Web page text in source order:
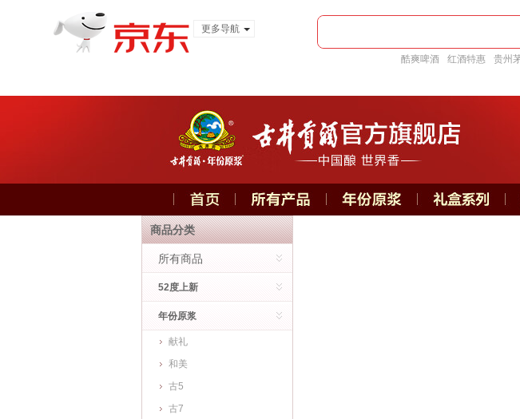
更多导航
酷爽啤酒 红酒特惠 贵州
商品分类
所有商品
52度上新
年份原浆
献礼
和美
古5
古7